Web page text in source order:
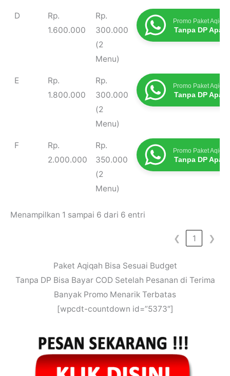
D
Rp.
1.600.000
Rp.
300.000
(2
Menu)
Promo Paket Aqiqah
Tanpa DP
E
Rp.
1.800.000
Rp.
300.000
(2
Menu)
Promo Paket Aqiqah
Tanpa DP
F
Rp.
2.000.000
Rp.
350.000
(2
Menu)
Promo Paket Aqiqah
Tanpa DP
Menampilkan 1 sampai 6 dari 6 entri
❮ 1 ❯
Paket Aqiqah Bisa Sesuai Budget
Tanpa DP Bisa Bayar COD Setelah Pesanan di Terima
Banyak Promo Menarik Terbatas
[wpcdt-countdown id=”5373″]